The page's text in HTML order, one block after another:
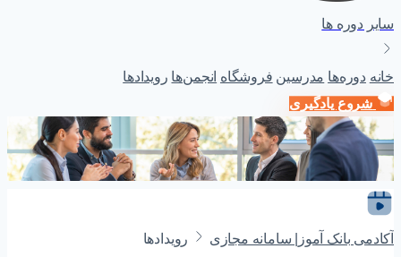
سایر دوره ها
خانه دوره‌ها مدرسین فروشگاه انجمن‌ها رویداد‌ها
شروع یادگیری
آکادمی بانک آموز| سامانه مجازی رویدادها